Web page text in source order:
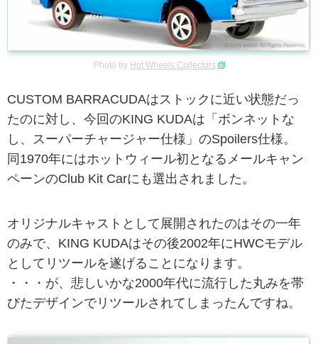
Photo by Hot Wheels Collectors
CUSTOM BARRACUDAはストックに近い状態だっ
たのに対し、今回のKING KUDAは「ボンネットな
し、スーパーチャージャー仕様」のSpoilers仕様。
同1970年にはホットウィール初となるメールキャン
ペーンのClub Kit Carにも選出されました。
オリジナルキャストとして展開されたのはその一年
のみで、KING KUDAはその後2002年にHWCモデル
としてリツールを遂げることになります。
・・・が、悲しいかな2000年代に流行した丸みを帯
びたデザインでリツールされてしまったんですね。